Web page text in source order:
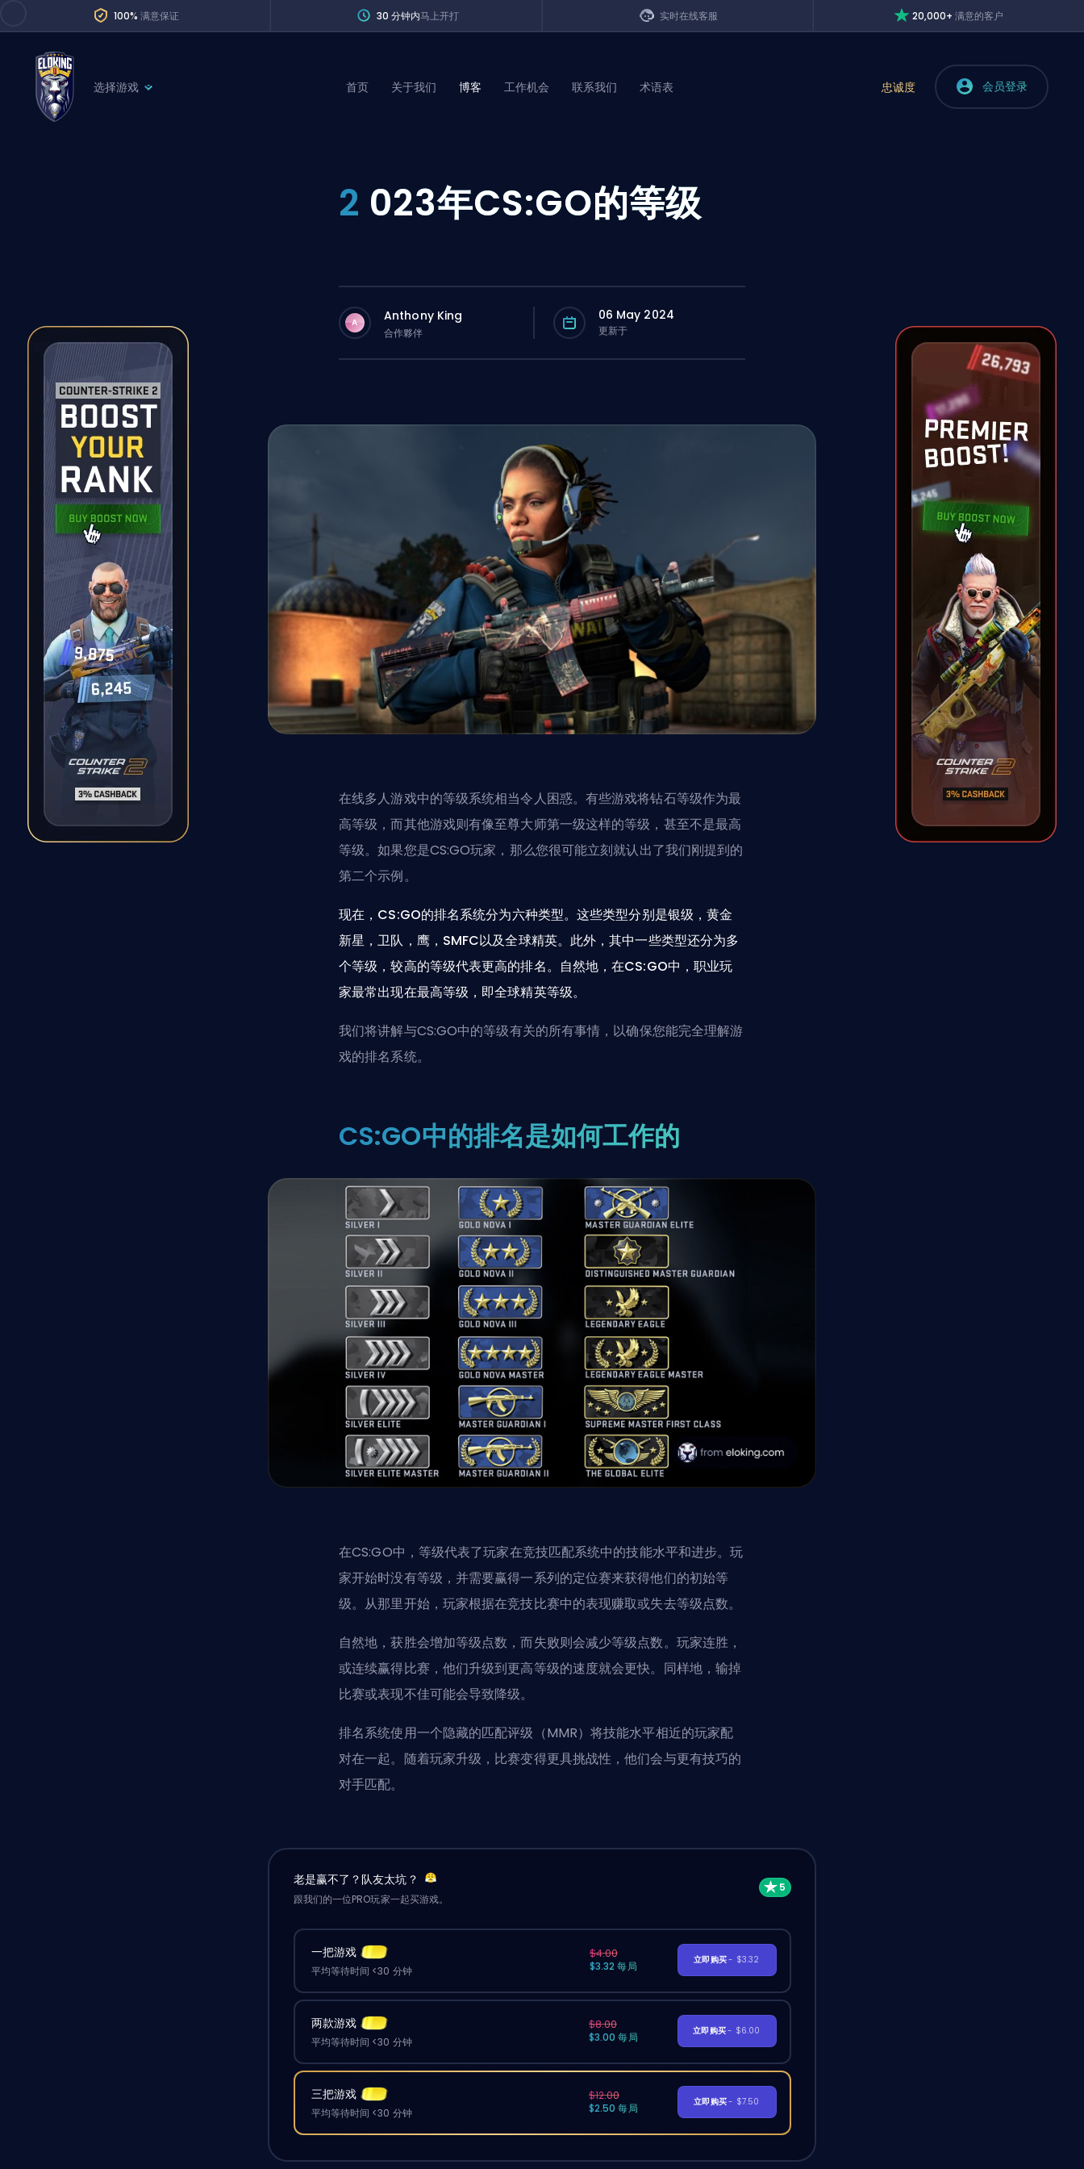
100% 满意保证 30 分钟内马上开打 实时在线客服 20,000+满意的客户
选择游戏
Path of Exile 2
Division Boost
Teammate
首页 关于我们 博客 工作机会 联系我们 术语表 忠诚度 会员登录
2 023年CS:GO的等级
A Anthony King
合作夥伴
06 May 2024
更新于
在线多人游戏中的等级系统相当令人困惑。有些游戏将钻石等级作为最
高等级，而其他游戏则有像至尊大师第一级这样的等级，甚至不是最高
等级。如果您是CS:GO玩家，那么您很可能立刻就认出了我们刚提到的
第二个示例。
现在，CS:GO的排名系统分为六种类型。这些类型分别是银级，黄金
新星，卫队，鹰，SMFC以及全球精英。此外，其中一些类型还分为多
个等级，较高的等级代表更高的排名。自然地，在CS:GO中，职业玩
家最常出现在最高等级，即全球精英等级。
我们将讲解与CS:GO中的等级有关的所有事情，以确保您能完全理解游
戏的排名系统。
CS:GO中的排名是如何工作的
在CS:GO中，等级代表了玩家在竞技匹配系统中的技能水平和进步。玩
家开始时没有等级，并需要赢得一系列的定位赛来获得他们的初始等
级。从那里开始，玩家根据在竞技比赛中的表现赚取或失去等级点数。
自然地，获胜会增加等级点数，而失败则会减少等级点数。玩家连胜，
或连续赢得比赛，他们升级到更高等级的速度就会更快。同样地，输掉
比赛或表现不佳可能会导致降级。
排名系统使用一个隐藏的匹配评级（MMR）将技能水平相近的玩家配
对在一起。随着玩家升级，比赛变得更具挑战性，他们会与更有技巧的
对手匹配。
老是赢不了？队友太坑？
跟我们的一位PRO玩家一起买游戏。
一把游戏
平均等待时间 <30 分钟
$4.00
$3.32 每局
立即购买- $3.32
两款游戏
平均等待时间 <30 分钟
$8.00
$3.00 每局
立即购买- $6.00
三把游戏
平均等待时间 <30 分钟
$12.00
$2.50 每局
立即购买- $7.50